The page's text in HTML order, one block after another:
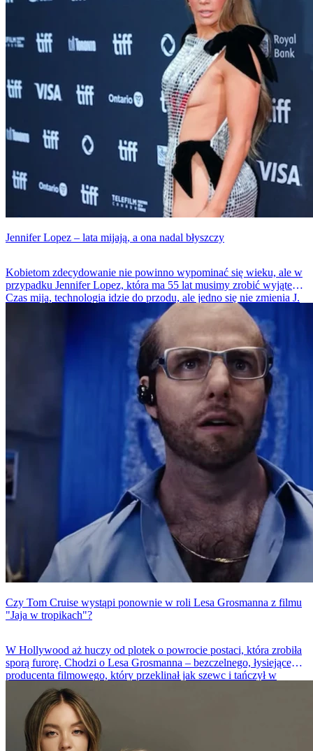
Jennifer Lopez – lata mijają, a ona nadal błyszczy
Kobietom zdecydowanie nie powinno wypominać się wieku, ale w
przypadku Jennifer Lopez, która ma 55 lat musimy zrobić wyjątek.
Czas mija, technologia idzie do przodu, ale jedno się nie zmienia J.
Lo nadal wygląda zjawiskowo i rozpala wyobraźnie mężczyzn na
całym świecie. Choć metryka jest bezlitosna, to ona wygląda, jakby
dopiero skończyła 30-tkę. Sprawdźcie, co słychać u tej wyjątkowej
aktorki, piosenkarki, a także ikony stylu i seksapilu.
Czy Tom Cruise wystąpi ponownie w roli Lesa Grosmanna z filmu
"Jaja w tropikach"?
W Hollywood aż huczy od plotek o powrocie postaci, która zrobiła
sporą furorę. Chodzi o Lesa Grosmanna – bezczelnego, łysiejącego
producenta filmowego, który przeklinał jak szewc i tańczył w
niesamowicie dziwny sposób. Tom Cruise, który wcielił się w tę
nietypową rolę w komedii „Jaja w tropikach”, podobno na tyle
tęskni za swoim łysym alter ego, że znów założyłby sztuczną łysinę.
Co więcej byłby to film, poświęcony w całkowicie Lessowi
Grosmannowi.